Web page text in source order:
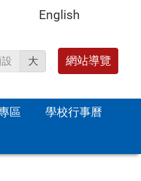
English
大 網站導覽
區
學校行事曆